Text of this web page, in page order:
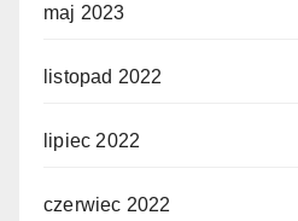
maj 2023
listopad 2022
lipiec 2022
czerwiec 2022